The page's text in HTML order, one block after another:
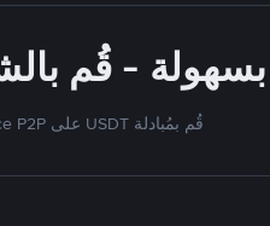
قُم بمُبادلة USDT على Binance P2P. اعثر على أفضل العروض أدناه لشراء وبيع Tether